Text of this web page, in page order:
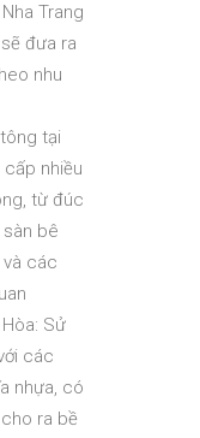
Trang
đưa ra
nhu
tại
cấp nhiều
từ đúc
bê
các
Sử
các
nhựa, có
ra bề